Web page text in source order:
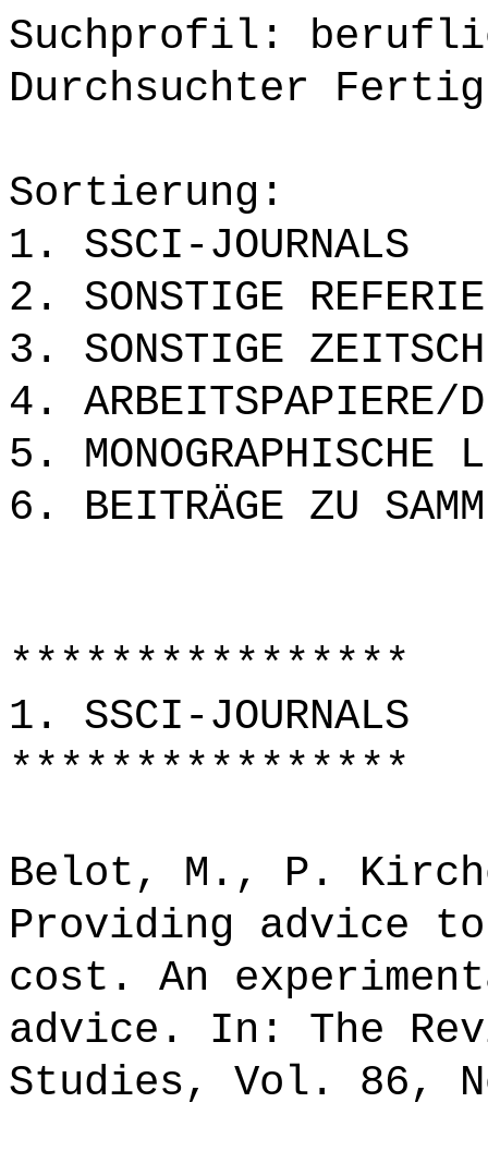
Suchprofil:
Durchsuchter
Sortierung:
1. SSCI-JOURNALS
2. SONSTIGE
3. SONSTIGE
4. ARBEITSPAPIERE/
5. MONOGRAPHISCHE
6. BEITRÄGE ZU
****************
1. SSCI-JOURNALS
****************
Belot, M., P.
Providing advice
cost. An
advice. In: The
Studies, Vol. 86,